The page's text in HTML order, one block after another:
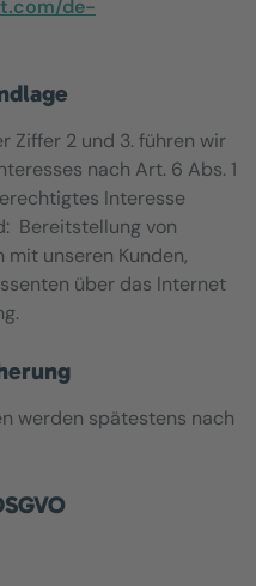
de-
Ziffer 2 und 3. führen wir
nach Art. 6 Abs. 1
Interesse
Bereitstellung von
unseren Kunden,
über das Internet
werden spätestens nach